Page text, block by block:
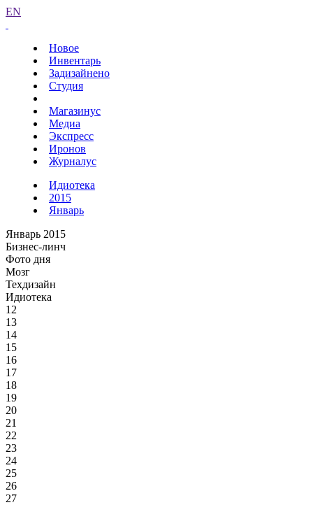
EN
Новое
Инвентарь
Задизайнено
Студия
Магазинус
Медиа
Экспресс
Иронов
Журналус
Идиотека
2015
Январь
Январь 2015
Бизнес-линч
Фото дня
Мозг
Техдизайн
Идиотека
12
13
14
15
16
17
18
19
20
21
22
23
24
25
26
27